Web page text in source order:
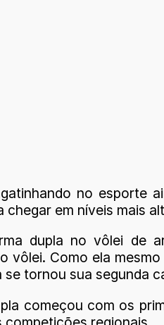
no esporte
em níveis mais
dupla no vôlei de
vôlei. Como ela
se tornou sua segunda
começou com os